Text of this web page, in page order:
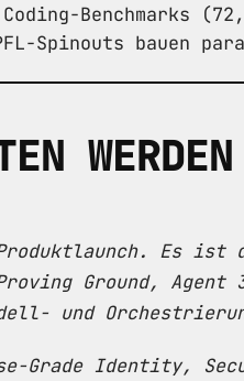
Benchmarks
Spinouts bauen
Es ist
Ground, Agent
und
Grade Identity,